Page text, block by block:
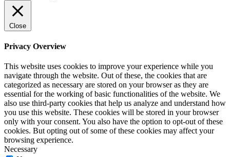
Close
Privacy Overview
This website uses cookies to improve your experience while you
navigate through the website. Out of these, the cookies that are
categorized as necessary are stored on your browser as they are
essential for the working of basic functionalities of the website. We
also use third-party cookies that help us analyze and understand how
you use this website. These cookies will be stored in your browser
only with your consent. You also have the option to opt-out of these
cookies. But opting out of some of these cookies may affect your
browsing experience.
Necessary